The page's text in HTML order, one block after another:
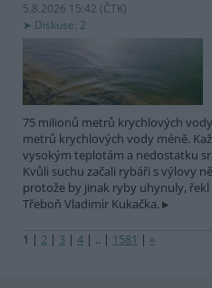
5.8.2026 15:42 (ČTK)
Diskuse: 2
75 milionů metrů krychlových
metrů krychlových vody méně.
vysokým teplotám a nedostatku
Kvůli suchu začali rybáři s výlovy
protože by jinak ryby uhynuly,
Třeboň Vladimír Kukačka.
1 | 2 | 3 | 4 | .. | 1581 | »